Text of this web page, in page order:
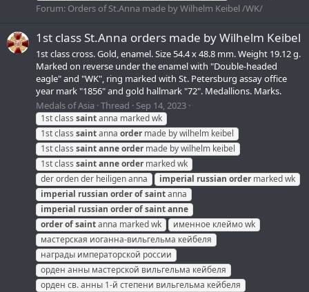
Forum: Orders of St.Anna made by Wilhelm Keibel /WK/
1st class St.Anna orders made by Wilhelm Keibel
1st class cross. Gold, enamel. Size 54.4 x 48.8 mm. Weight 19.12 g.
Marked on reverse under the enamel with "Double-headed
eagle" and "WK", ring marked with St. Petersburg assay office
year mark "1856" and gold hallmark "72". Medallions. Marks.
Medals of Asia Thread Sep 14, 2023
1st class saintanna marked wk
1st class saintanna ordermade by wilhelm keibel
1st class saintanneordermade by wilhelm keibel
1st class saintanneordermarked wk
der orden der heiligen anna
imperial russian ordermarked wk
imperial russian orderofsaintanna
imperial russian orderofsaintanne
orderofsaintanna marked wk
именное клеймо wk
мастерская иоганна-вильгельма кейбеля
награды императорской россии
орден анны мастерской вильгельма кейбеля
орден св. анны 1-й степени вильгельма кейбеля